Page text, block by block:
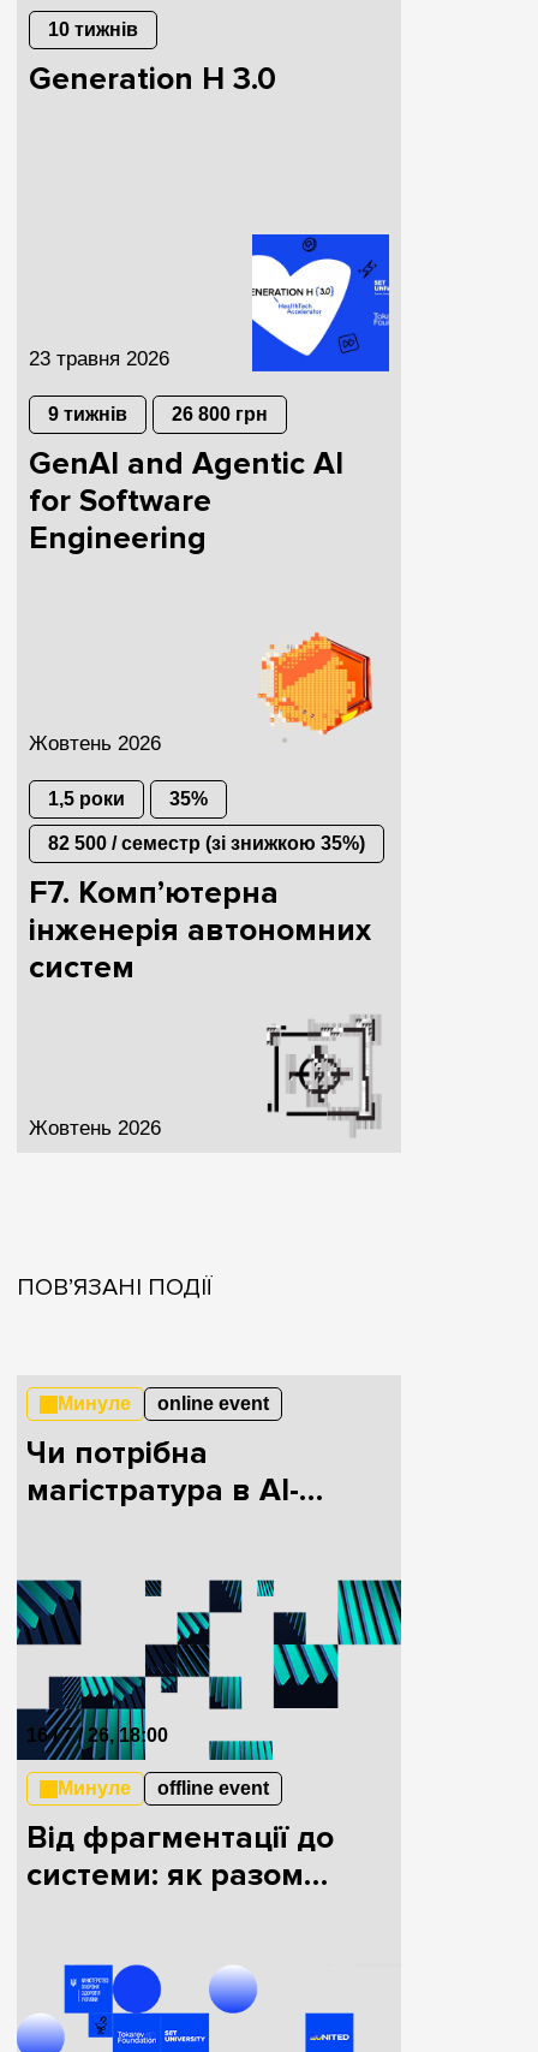
10 тижнів
Generation H 3.0
23 травня 2026
9 тижнів 26 800 грн
GenAI and Agentic AI
for Software
Engineering
Жовтень 2026
1,5 роки 35%
82 500 / семестр (зі знижкою 35%)
F7. Комп’ютерна
інженерія автономних
систем
Жовтень 2026
ПОВ’ЯЗАНІ ПОДІЇ
Минуле online event
Чи потрібна
магістратура в AI-
16 / 7 / 26, 18:00
Минуле offline event
Від фрагментації до
системи: як разом